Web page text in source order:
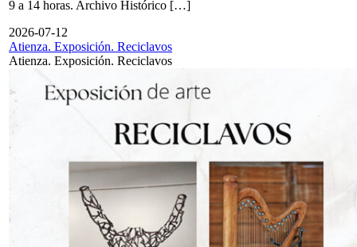
9 a 14 horas. Archivo Histórico […]
2026-07-12
Atienza. Exposición. Reciclavos
Atienza. Exposición. Reciclavos